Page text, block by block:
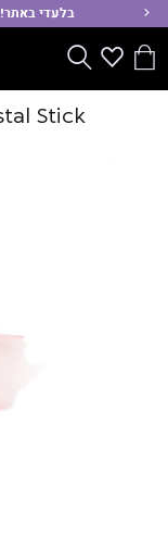
בלעדי באתר!
הסל
Wishlistחפש
Stick